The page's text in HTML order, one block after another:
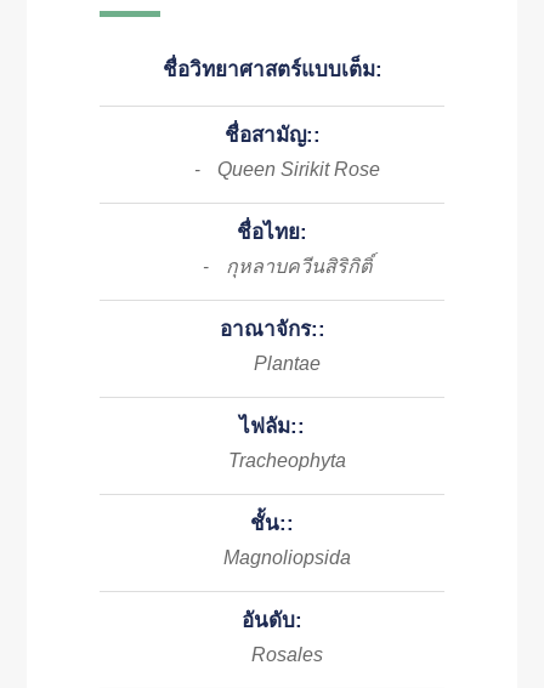
ชื่อวิทยาศาสตร์แบบเต็ม:
ชื่อสามัญ::
- Queen Sirikit Rose
ชื่อไทย:
- กุหลาบควีนสิริกิติ์
อาณาจักร::
Plantae
ไฟลัม::
Tracheophyta
ชั้น::
Magnoliopsida
อันดับ:
Rosales